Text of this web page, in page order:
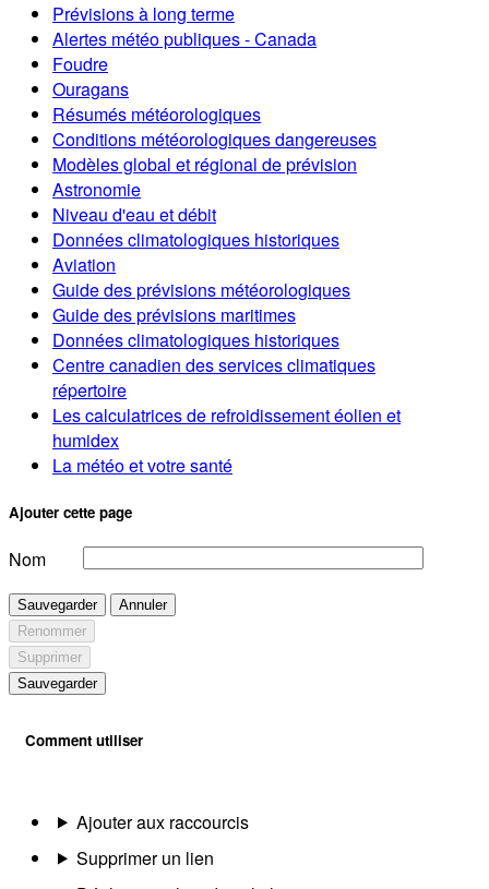
Prévisions à long terme
Alertes météo publiques - Canada
Foudre
Ouragans
Résumés météorologiques
Conditions météorologiques dangereuses
Modèles global et régional de prévision
Astronomie
Niveau d'eau et débit
Données climatologiques historiques
Aviation
Guide des prévisions météorologiques
Guide des prévisions maritimes
Données climatologiques historiques
Centre canadien des services climatiques
répertoire
Les calculatrices de refroidissement éolien et
humidex
La météo et votre santé
Ajouter cette page
Nom
Sauvegarder
Annuler
Renommer
Supprimer
Sauvegarder
Comment utiliser
Ajouter aux raccourcis
Supprimer un lien